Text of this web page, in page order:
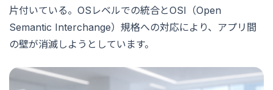
片付いている。OSレベルでの統合とOSI（Open
Semantic Interchange）規格への対応により、アプリ間
の壁が消滅しようとしています。